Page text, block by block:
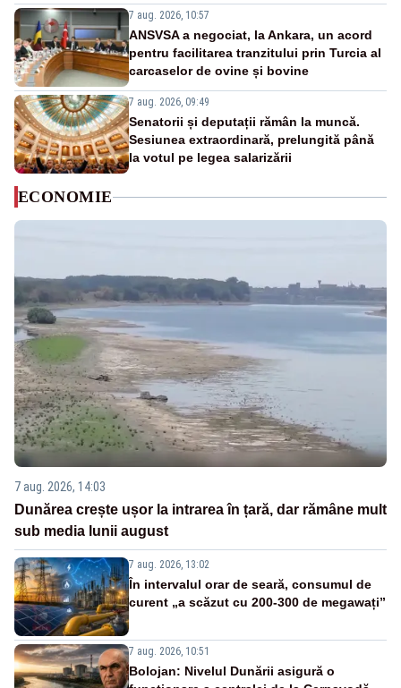
7 aug. 2026, 10:57
ANSVSA a negociat, la Ankara, un acord
pentru facilitarea tranzitului prin Turcia al
carcaselor de ovine și bovine
7 aug. 2026, 09:49
Senatorii și deputații rămân la muncă.
Sesiunea extraordinară, prelungită până
la votul pe legea salarizării
ECONOMIE
7 aug. 2026, 14:03
Dunărea crește ușor la intrarea în țară, dar rămâne mult
sub media lunii august
7 aug. 2026, 13:02
În intervalul orar de seară, consumul de
curent „a scăzut cu 200-300 de megawați”
7 aug. 2026, 10:51
Bolojan: Nivelul Dunării asigură o